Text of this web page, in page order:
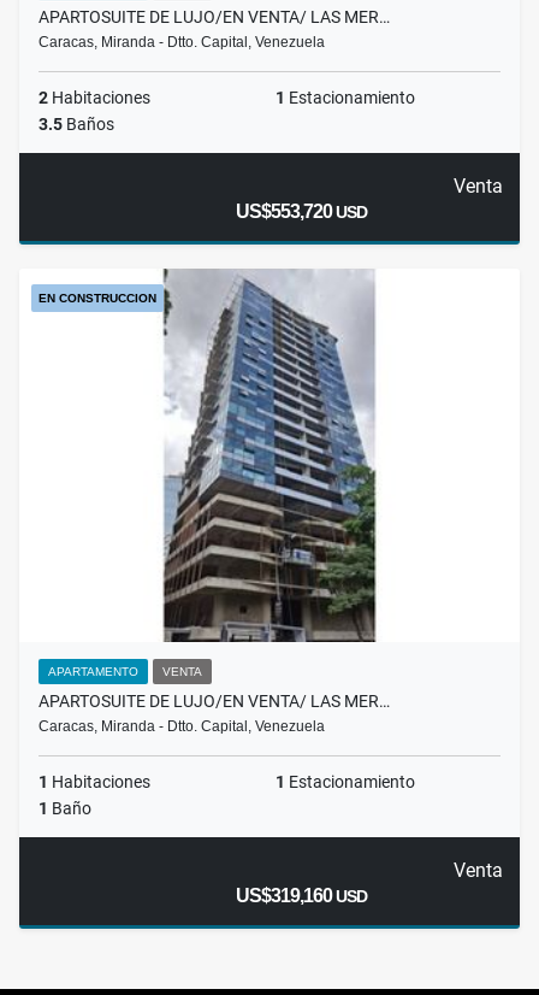
APARTOSUITE DE LUJO/EN VENTA/ LAS MER…
Caracas, Miranda - Dtto. Capital, Venezuela
2 Habitaciones 1 Estacionamiento
3.5 Baños
Venta
US$553,720USD
EN CONSTRUCCION
APARTAMENTO VENTA
APARTOSUITE DE LUJO/EN VENTA/ LAS MER…
Caracas, Miranda - Dtto. Capital, Venezuela
1 Habitaciones 1 Estacionamiento
1 Baño
Venta
US$319,160USD